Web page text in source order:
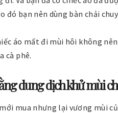
đó bạn nên dùng bàn chải
áo mất đi mùi hôi không
cà phê.
dung dịch khử mùi
mua nhưng lại vương mùi